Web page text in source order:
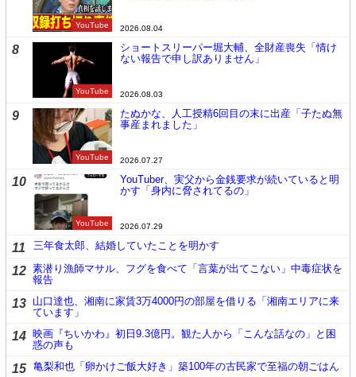
YouTube 2026.08.04
8
YouTube
ショートスリーパー堀大輔、全財産喪失「情け
ない報告で申し訳ありません」
2026.08.03
9
YouTube
たぬかな、人工授精6回目の末に出産「子たぬ無
事産まれました」
2026.07.27
10
YouTube
YouTuber、実父から金銭要求が続いていると明
かす「身内に脅されてるの」
2026.07.29
11 三年食太郎、結婚していたことを明かす
12 素潜り漁師マサル、フグを食べて「言葉が出てこない」中毒症状を
報告
13 山口達也、湘南に家賃3万4000円の部屋を借りる「湘南エリアに来
ています」
14 映画『ちいかわ』初日9.3億円。観た人から「こんな話なの」と困
惑の声も
15 亀梨和也「卵かけご飯大好き」築100年の古民家で至福の朝ごはん